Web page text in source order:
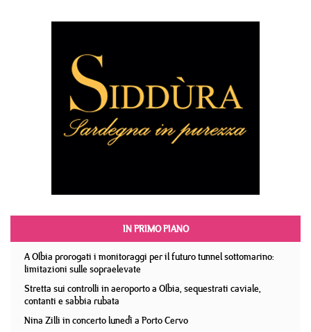
IN PRIMO PIANO
A Olbia prorogati i monitoraggi per il futuro tunnel sottomarino:
limitazioni sulle sopraelevate
Stretta sui controlli in aeroporto a Olbia, sequestrati caviale,
contanti e sabbia rubata
Nina Zilli in concerto lunedì a Porto Cervo